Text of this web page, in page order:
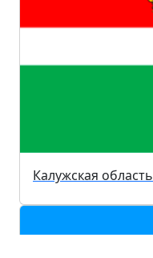
Калужская область